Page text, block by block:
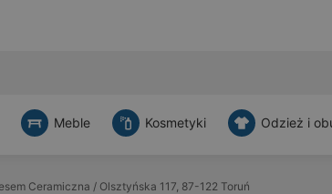
Meble Kosmetyki Odzież i
Ceramiczna / Olsztyńska 117, 87-122 Toruń